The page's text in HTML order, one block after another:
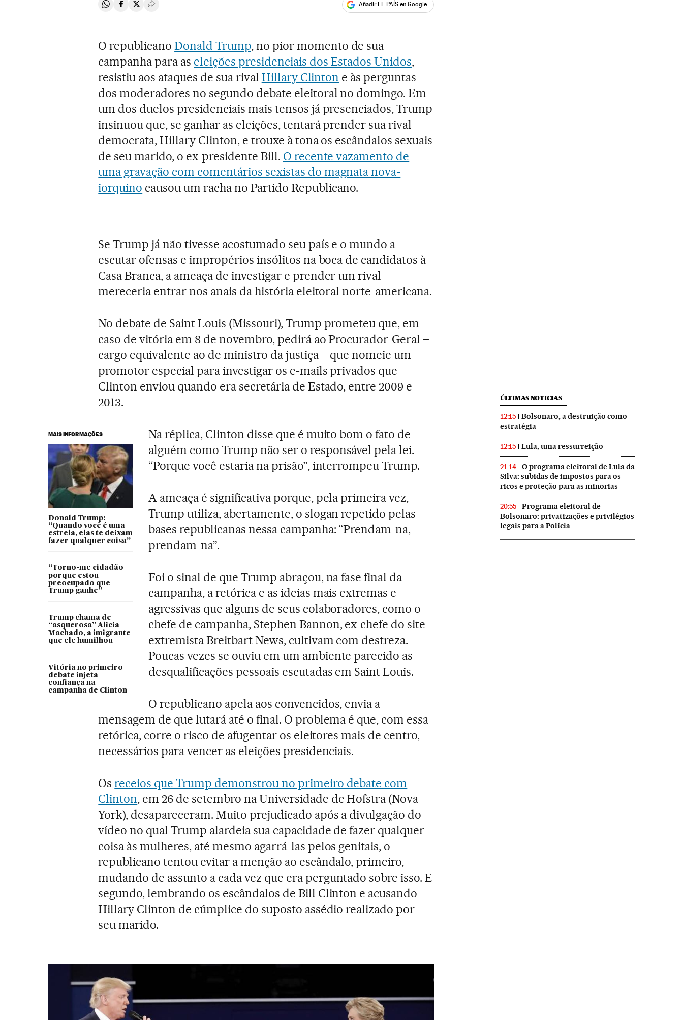
Compartir en Whatsapp
Compartir en Facebook
Compartir en Twitter
Desplegar Redes Sociales Añadir EL PAÍS en Google
O republicanoDonald Trump, no pior momento de sua
campanha para as eleições presidenciais dos Estados Unidos,
resistiu aos ataques de sua rival Hillary Clinton e às perguntas
dos moderadores no segundo debate eleitoral no domingo. Em
um dos duelos presidenciais mais tensos já presenciados, Trump
insinuou que, se ganhar as eleições, tentará prender sua rival
democrata, Hillary Clinton, e trouxe à tona os escândalos sexuais
de seu marido, o ex-presidente Bill. O recente vazamento de
uma gravação com comentários sexistas do magnata nova-
iorquino causou um racha no Partido Republicano.
Se Trump já não tivesse acostumado seu país e o mundo a
escutar ofensas e impropérios insólitos na boca de candidatos à
Casa Branca, a ameaça de investigar e prender um rival
mereceria entrar nos anais da história eleitoral norte-americana.
No debate de Saint Louis (Missouri), Trump prometeu que, em
caso de vitória em 8 de novembro, pedirá ao Procurador-Geral –
cargo equivalente ao de ministro da justiça – que nomeie um
promotor especial para investigar os e-mails privados que
Clinton enviou quando era secretária de Estado, entre 2009 e
2013.
MAIS INFORMAÇÕES
Donald Trump:
“Quando você é uma
estrela, elas te deixam
fazer qualquer coisa”
“Torno-me cidadão
porque estou
preocupado que
Trump ganhe”
Trump chama de
“asquerosa” Alicia
Machado, a imigrante
que ele humilhou
Vitória no primeiro
debate injeta
confiança na
campanha de Clinton
Na réplica, Clinton disse que é muito bom o fato de
alguém como Trump não ser o responsável pela lei.
“Porque você estaria na prisão”, interrompeu Trump.
A ameaça é significativa porque, pela primeira vez,
Trump utiliza, abertamente, o slogan repetido pelas
bases republicanas nessa campanha: “Prendam-na,
prendam-na”.
Foi o sinal de que Trump abraçou, na fase final da
campanha, a retórica e as ideias mais extremas e
agressivas que alguns de seus colaboradores, como o
chefe de campanha, Stephen Bannon, ex-chefe do site
extremista Breitbart News, cultivam com destreza.
Poucas vezes se ouviu em um ambiente parecido as
desqualificações pessoais escutadas em Saint Louis.
O republicano apela aos convencidos, envia a
mensagem de que lutará até o final. O problema é que, com essa
retórica, corre o risco de afugentar os eleitores mais de centro,
necessários para vencer as eleições presidenciais.
Osreceios que Trump demonstrou no primeiro debate com
Clinton, em 26 de setembro na Universidade de Hofstra (Nova
York), desapareceram. Muito prejudicado após a divulgação do
vídeo no qual Trump alardeia sua capacidade de fazer qualquer
coisa às mulheres, até mesmo agarrá-las pelos genitais, o
republicano tentou evitar a menção ao escândalo, primeiro,
mudando de assunto a cada vez que era perguntado sobre isso. E
segundo, lembrando os escândalos de Bill Clinton e acusando
Hillary Clinton de cúmplice do suposto assédio realizado por
seu marido.
ÚLTIMAS NOTICIAS
12:15
Bolsonaro, a destruição como
estratégia
12:15 Lula, uma ressurreição
21:14
O programa eleitoral de Lula da
Silva: subidas de impostos para os
ricos e proteção para as minorias
20:55
Programa eleitoral de
Bolsonaro: privatizações e privilégios
legais para a Polícia